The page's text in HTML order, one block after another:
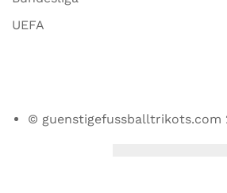
UEFA
© guenstigefussballtrikots.com